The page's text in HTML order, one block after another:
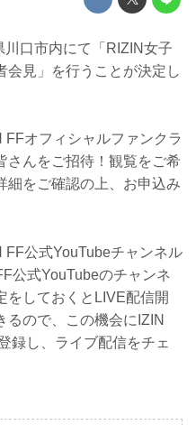
口市内にて「RIZIN女子
会見」を行うことが決定し
オフィシャルファンクラ
さんをご招待！観覧をご希
細をご確認の上、お申込み
FF公式YouTubeチャンネル
公式YouTubeのチャンネ
をしておくとLIVE配信開
るので、この機会にIZIN
録し、ライブ配信をチェ